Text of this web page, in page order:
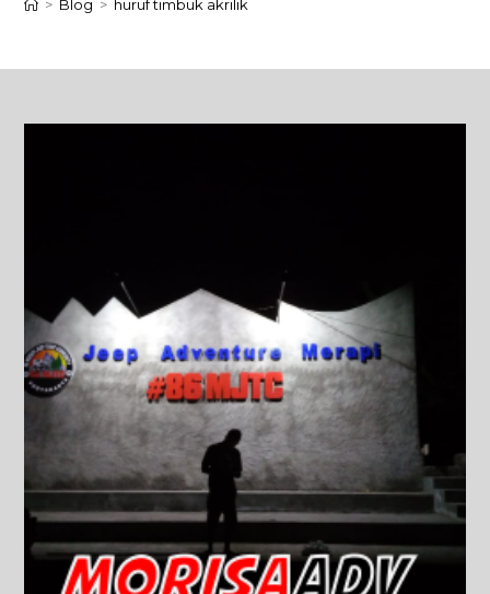
> Blog > huruf timbuk akrilik